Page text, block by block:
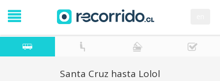
Santa Cruz hasta Lolol